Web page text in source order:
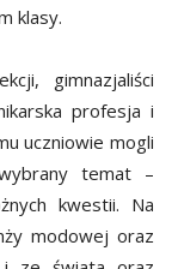
klasy.
gimnazjaliści
profesja i
uczniowie mogli
temat –
kwestii. Na
modowej oraz